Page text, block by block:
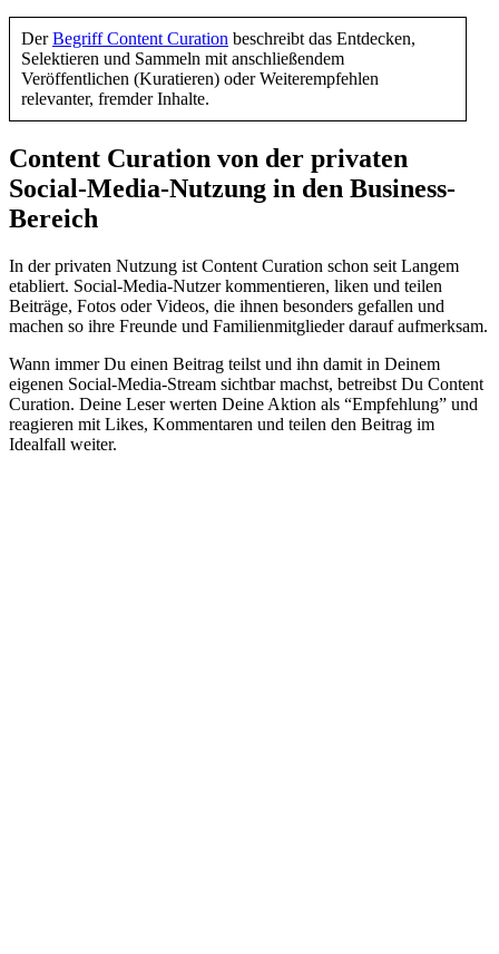
DerBegriff Content Curation beschreibt das Entdecken,
Selektieren und Sammeln mit anschließendem
Veröffentlichen (Kuratieren) oder Weiterempfehlen
relevanter, fremder Inhalte.
Content Curation von der privaten
Social-Media-Nutzung in den Business-
Bereich
In der privaten Nutzung ist Content Curation schon seit Langem
etabliert. Social-Media-Nutzer kommentieren, liken und teilen
Beiträge, Fotos oder Videos, die ihnen besonders gefallen und
machen so ihre Freunde und Familienmitglieder darauf aufmerksam.
Wann immer Du einen Beitrag teilst und ihn damit in Deinem
eigenen Social-Media-Stream sichtbar machst, betreibst Du Content
Curation. Deine Leser werten Deine Aktion als “Empfehlung” und
reagieren mit Likes, Kommentaren und teilen den Beitrag im
Idealfall weiter.